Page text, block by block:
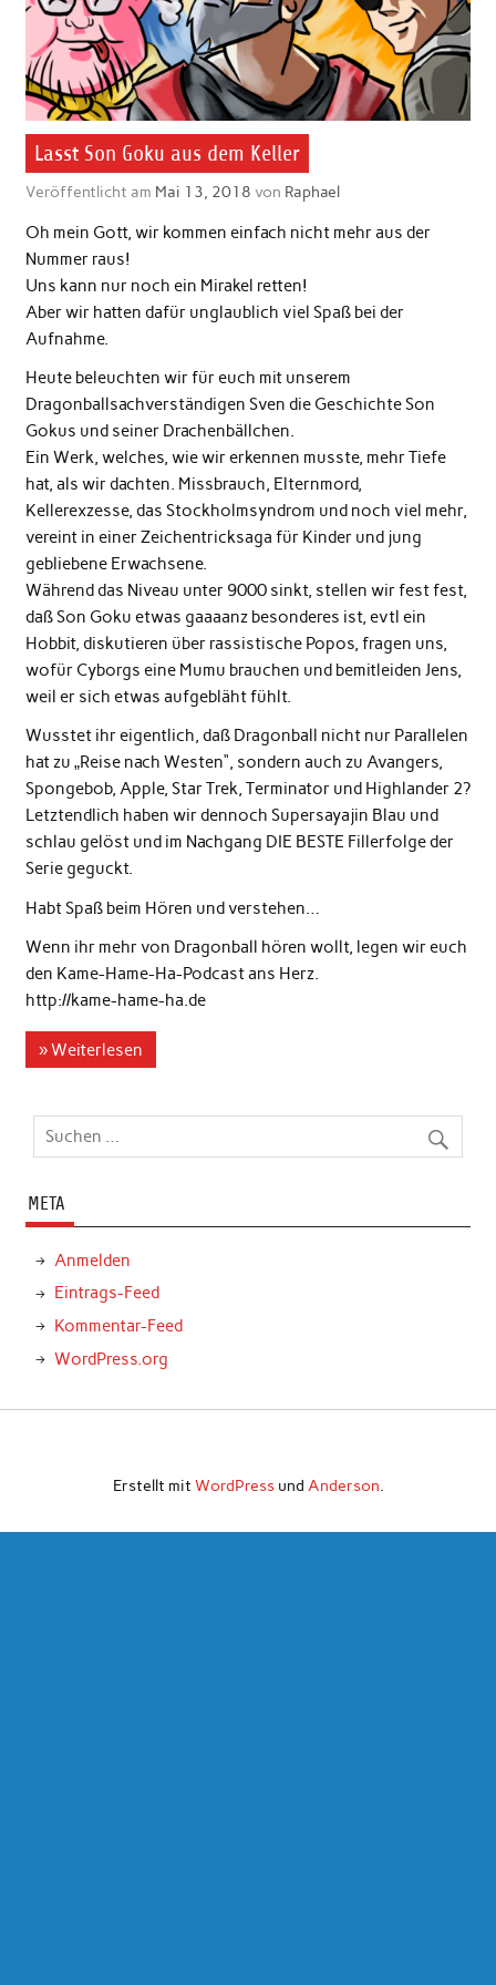
Lasst Son Goku aus dem Keller
Veröffentlicht am Mai 13, 2018 von Raphael
Oh mein Gott, wir kommen einfach nicht mehr aus der
Nummer raus!
Uns kann nur noch ein Mirakel retten!
Aber wir hatten dafür unglaublich viel Spaß bei der
Aufnahme.
Heute beleuchten wir für euch mit unserem
Dragonballsachverständigen Sven die Geschichte Son
Gokus und seiner Drachenbällchen.
Ein Werk, welches, wie wir erkennen musste, mehr Tiefe
hat, als wir dachten. Missbrauch, Elternmord,
Kellerexzesse, das Stockholmsyndrom und noch viel mehr,
vereint in einer Zeichentricksaga für Kinder und jung
gebliebene Erwachsene.
Während das Niveau unter 9000 sinkt, stellen wir fest fest,
daß Son Goku etwas gaaaanz besonderes ist, evtl ein
Hobbit, diskutieren über rassistische Popos, fragen uns,
wofür Cyborgs eine Mumu brauchen und bemitleiden Jens,
weil er sich etwas aufgebläht fühlt.
Wusstet ihr eigentlich, daß Dragonball nicht nur Parallelen
hat zu „Reise nach Westen“, sondern auch zu Avangers,
Spongebob, Apple, Star Trek, Terminator und Highlander 2?
Letztendlich haben wir dennoch Supersayajin Blau und
schlau gelöst und im Nachgang DIE BESTE Fillerfolge der
Serie geguckt.
Habt Spaß beim Hören und verstehen…
Wenn ihr mehr von Dragonball hören wollt, legen wir euch
den Kame-Hame-Ha-Podcast ans Herz.
http://kame-hame-ha.de
» Weiterlesen
META
Anmelden
Eintrags-Feed
Kommentar-Feed
WordPress.org
Erstellt mit WordPressund Anderson.